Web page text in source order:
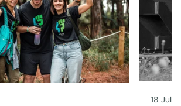
18 Jul